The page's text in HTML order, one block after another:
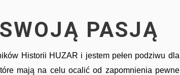
PASJĄ
Historii HUZAR i jestem pełen podziwu dla
mają na celu ocalić od zapomnienia pewne